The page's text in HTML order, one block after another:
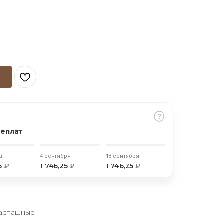
₽
4 сентября
1 746,25 ₽
18 сентября
1 746,25 ₽